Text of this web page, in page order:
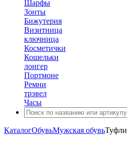
Шарфы
Зонты
Бижутерия
Визитница
ключница
Косметички
Кошельки
лонгер
Портмоне
Ремни
трэвел
Часы
КаталогОбувьМужская обувьТуфли